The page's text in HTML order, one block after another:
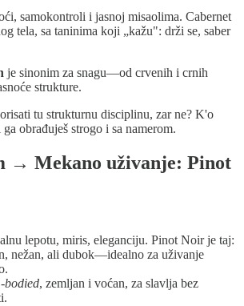
samokontroli i jasnoj misao­lima. Cabernet
tela, sa taninima koji „kažu": drži se, saber
je sinonim za snagu—od crvenih i crnih
strukture.
tu strukturnu disciplinu, zar ne? K'o
obrađuješ strogo i sa namerom.
→ Mekano uživanje: Pinot
lepotu, miris, eleganciju. Pinot Noir je taj:
nežan, ali dubok—idealno za uživanje
bodied, zemljan i voćan, za slavlja bez